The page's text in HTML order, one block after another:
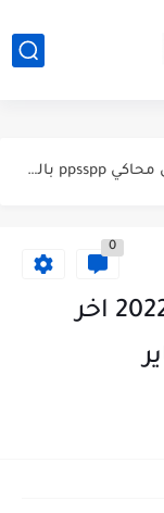
0
تحميل لعبة هجولة مهكرة 2022 اخر